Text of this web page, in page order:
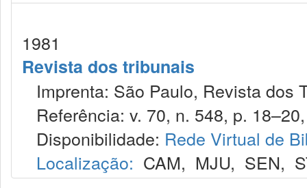
1981
Revista dos tribunais
Imprenta: São Paulo, Revista dos
Referência: v. 70, n. 548, p.
Disponibilidade: Rede Virtual de
Localização: CAM, MJU, SEN,